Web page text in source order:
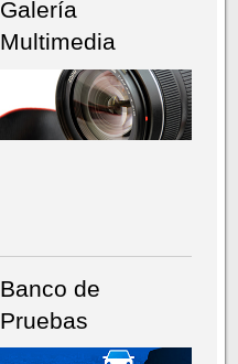
Galería
Multimedia
Banco de
Pruebas